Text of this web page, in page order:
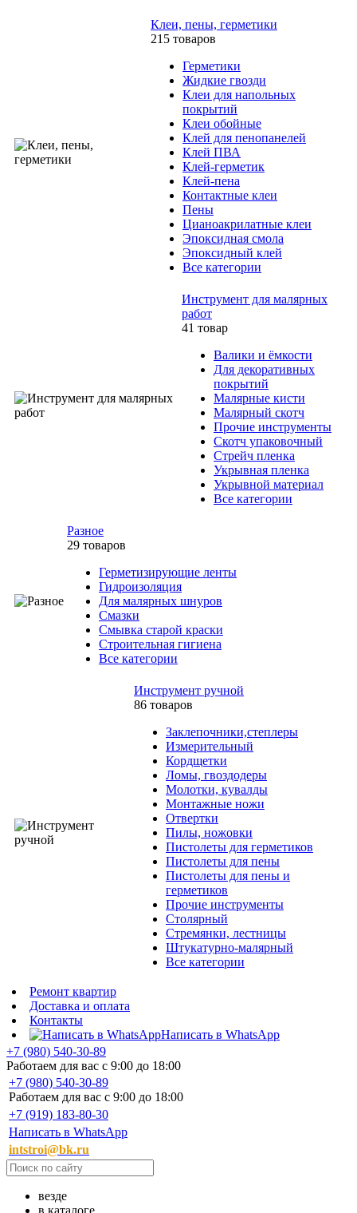
Клеи, пены, герметики
215 товаров
Герметики
Жидкие гвозди
Клеи для напольных
покрытий
Клеи обойные
Клей для пенопанелей
Клей ПВА
Клей-герметик
Клей-пена
Контактные клеи
Пены
Цианоакрилатные клеи
Эпоксидная смола
Эпоксидный клей
Все категории
Инструмент для малярных
работ
41 товар
Валики и ёмкости
Для декоративных
покрытий
Малярные кисти
Малярный скотч
Прочие инструменты
Скотч упаковочный
Стрейч пленка
Укрывная пленка
Укрывной материал
Все категории
Разное
29 товаров
Герметизирующие ленты
Гидроизоляция
Для малярных шнуров
Смазки
Смывка старой краски
Строительная гигиена
Все категории
Инструмент ручной
86 товаров
Заклепочники,степлеры
Измерительный
Кордщетки
Ломы, гвоздодеры
Молотки, кувалды
Монтажные ножи
Отвертки
Пилы, ножовки
Пистолеты для герметиков
Пистолеты для пены
Пистолеты для пены и
герметиков
Прочие инструменты
Столярный
Стремянки, лестницы
Штукатурно-малярный
Все категории
Ремонт квартир
Доставка и оплата
Контакты
Написать в WhatsApp
+7 (980) 540-30-89
Работаем для вас с 9:00 до 18:00
+7 (980) 540-30-89
Работаем для вас с 9:00 до 18:00
+7 (919) 183-80-30
Написать в WhatsApp
intstroi@bk.ru
везде
в каталоге